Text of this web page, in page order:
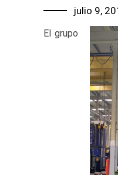
julio 9,
El grupo